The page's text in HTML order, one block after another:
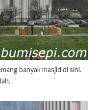
banyak masjid di sini.